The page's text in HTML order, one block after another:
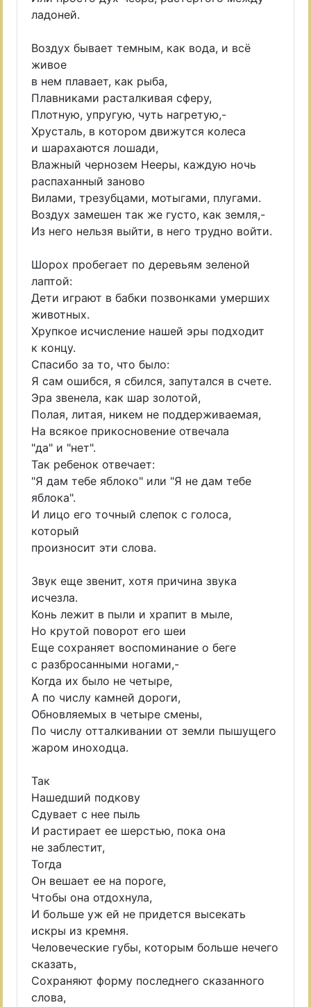
ладоней.
Воздух бывает темным, как вода, и всё
живое
в нем плавает, как рыба,
Плавниками расталкивая сферу,
Плотную, упругую, чуть нагретую,-
Хрусталь, в котором движутся колеса
и шарахаются лошади,
Влажный чернозем Нееры, каждую ночь
распаханный заново
Вилами, трезубцами, мотыгами, плугами.
Воздух замешен так же густо, как земля,-
Из него нельзя выйти, в него трудно войти.
Шорох пробегает по деревьям зеленой
лаптой:
Дети играют в бабки позвонками умерших
животных.
Хрупкое исчисление нашей эры подходит
к концу.
Спасибо за то, что было:
Я сам ошибся, я сбился, запутался в счете.
Эра звенела, как шар золотой,
Полая, литая, никем не поддерживаемая,
На всякое прикосновение отвечала
"да" и "нет".
Так ребенок отвечает:
"Я дам тебе яблоко" или "Я не дам тебе
яблока".
И лицо его точный слепок с голоса,
который
произносит эти слова.
Звук еще звенит, хотя причина звука
исчезла.
Конь лежит в пыли и храпит в мыле,
Но крутой поворот его шеи
Еще сохраняет воспоминание о беге
с разбросанными ногами,-
Когда их было не четыре,
А по числу камней дороги,
Обновляемых в четыре смены,
По числу отталкивании от земли пышущего
жаром иноходца.
Так
Нашедший подкову
Сдувает с нее пыль
И растирает ее шерстью, пока она
не заблестит,
Тогда
Он вешает ее на пороге,
Чтобы она отдохнула,
И больше уж ей не придется высекать
искры из кремня.
Человеческие губы, которым больше нечего
сказать,
Сохраняют форму последнего сказанного
слова,